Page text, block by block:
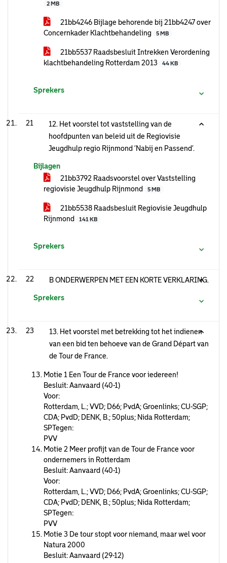
2 MB
21bb4246 Bijlage behorende bij 21bb4247 over
Concernkader Klachtbehandeling
5 MB
21bb5537 Raadsbesluit Intrekken Verordening
klachtbehandeling Rotterdam 2013
44 KB
Sprekers
21
12. Het voorstel tot vaststelling van de
hoofdpunten van beleid uit de Regiovisie
Jeugdhulp regio Rijnmond ‘Nabij en Passend’.
Bijlagen
21bb3792 Raadsvoorstel over Vaststelling
regiovisie Jeugdhulp Rijnmond
5 MB
21bb5538 Raadsbesluit Regiovisie Jeugdhulp
Rijnmond
141 KB
Sprekers
22 B ONDERWERPEN MET EEN KORTE VERKLARING.
Sprekers
23
13. Het voorstel met betrekking tot het indienen
van een bid ten behoeve van de Grand Départ van
de Tour de France.
Motie 1 Een Tour de France voor iedereen!
Besluit: Aanvaard (40-1)
Voor:
Rotterdam, L.; VVD; D66; PvdA; Groenlinks; CU-SGP;
CDA; PvdD; DENK, B.; 50plus; Nida Rotterdam;
SPTegen:
PVV
Motie 2 Meer profijt van de Tour de France voor
ondernemers in Rotterdam
Besluit: Aanvaard (40-1)
Voor:
Rotterdam, L.; VVD; D66; PvdA; Groenlinks; CU-SGP;
CDA; PvdD; DENK, B.; 50plus; Nida Rotterdam;
SPTegen:
PVV
Motie 3 De tour stopt voor niemand, maar wel voor
Natura 2000
Besluit: Aanvaard (29-12)